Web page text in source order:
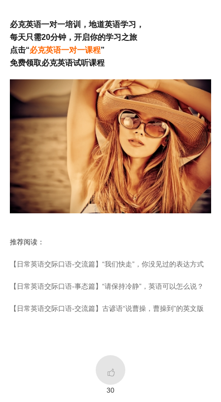
必克英语一对一培训，地道英语学习，
每天只需20分钟，开启你的学习之旅
点击“必克英语一对一课程”
免费领取必克英语试听课程
推荐阅读：
【日常英语交际口语-交流篇】“我们快走”，你没见过的表达方式
【日常英语交际口语-事态篇】“请保持冷静”，英语可以怎么说？
【日常英语交际口语-交流篇】古谚语“说曹操，曹操到”的英文版

30